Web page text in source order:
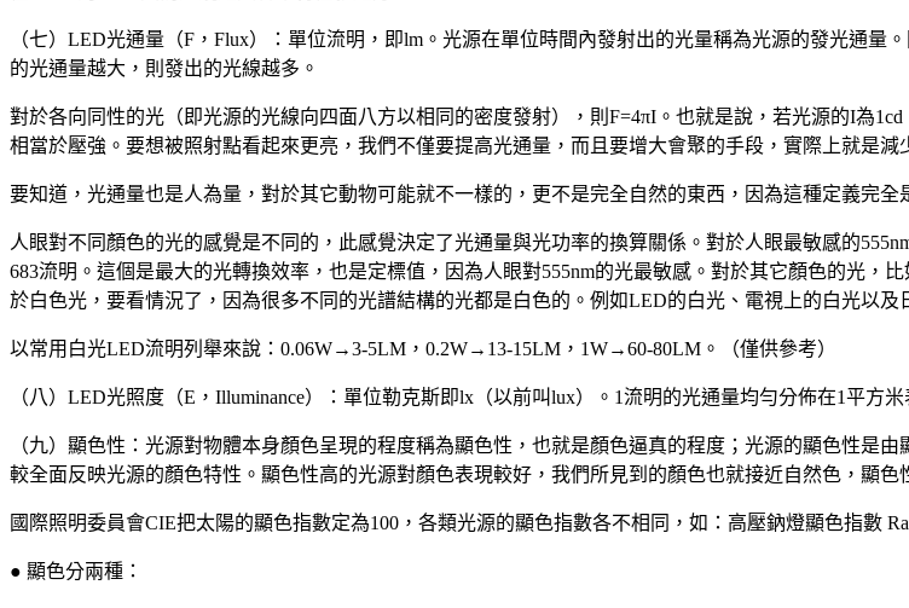
（七）LED光通量（F，Flux）：單位流明，即lm。光源在單位時間內發射出的光量稱為光源的發光通
的光通量越大，則發出的光線越多。
對於各向同性的光（即光源的光線向四面八方以相同的密度發射），則F=4πI。也就是說，若光源的I為
相當於壓強。要想被照射點看起來更亮，我們不僅要提高光通量，而且要增大會聚的手段，實際上就是減
要知道，光通量也是人為量，對於其它動物可能就不一樣的，更不是完全自然的東西，因為這種定義完全
人眼對不同顏色的光的感覺是不同的，此感覺決定了光通量與光功率的換算關係。對於人眼最敏感的
683流明。這個是最大的光轉換效率，也是定標值，因為人眼對555nm的光最敏感。對於其它顏色的光，
於白色光，要看情況了，因為很多不同的光譜結構的光都是白色的。例如LED的白光、電視上的白光以及
以常用白光LED流明列舉來說：0.06W→3-5LM，0.2W→13-15LM，1W→60-80LM。（僅供參考）
（八）LED光照度（E，Illuminance）：單位勒克斯即lx（以前叫lux）。1流明的光通量均勻分佈在1平方
（九）顯色性：光源對物體本身顏色呈現的程度稱為顯色性，也就是顏色逼真的程度；光源的顯色性是
較全面反映光源的顏色特性。顯色性高的光源對顏色表現較好，我們所見到的顏色也就接近自然色，顯
國際照明委員會CIE把太陽的顯色指數定為100，各類光源的顯色指數各不相同，如：高壓鈉燈顯色指數
● 顯色分兩種：